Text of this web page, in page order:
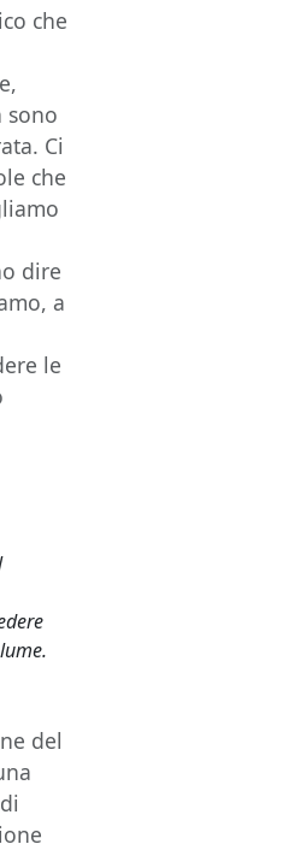
che
sono
Ci
che
dire
a
le
del